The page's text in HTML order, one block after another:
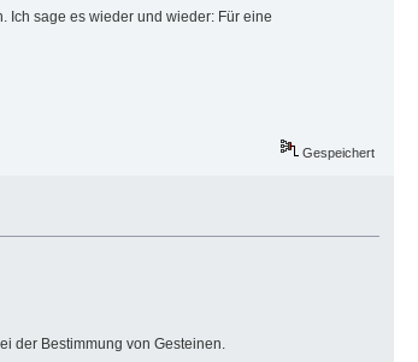
Ich sage es wieder und wieder: Für eine
Gespeichert
der Bestimmung von Gesteinen.